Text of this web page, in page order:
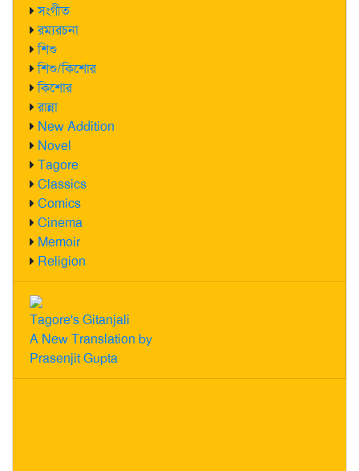
সংগীত
রম্যরচনা
শিশু
শিশু/কিশোর
কিশোর
রান্না
New Addition
Novel
Tagore
Classics
Comics
Cinema
Memoir
Religion
Tagore's Gitanjali
A New Translation by
Prasenjit Gupta